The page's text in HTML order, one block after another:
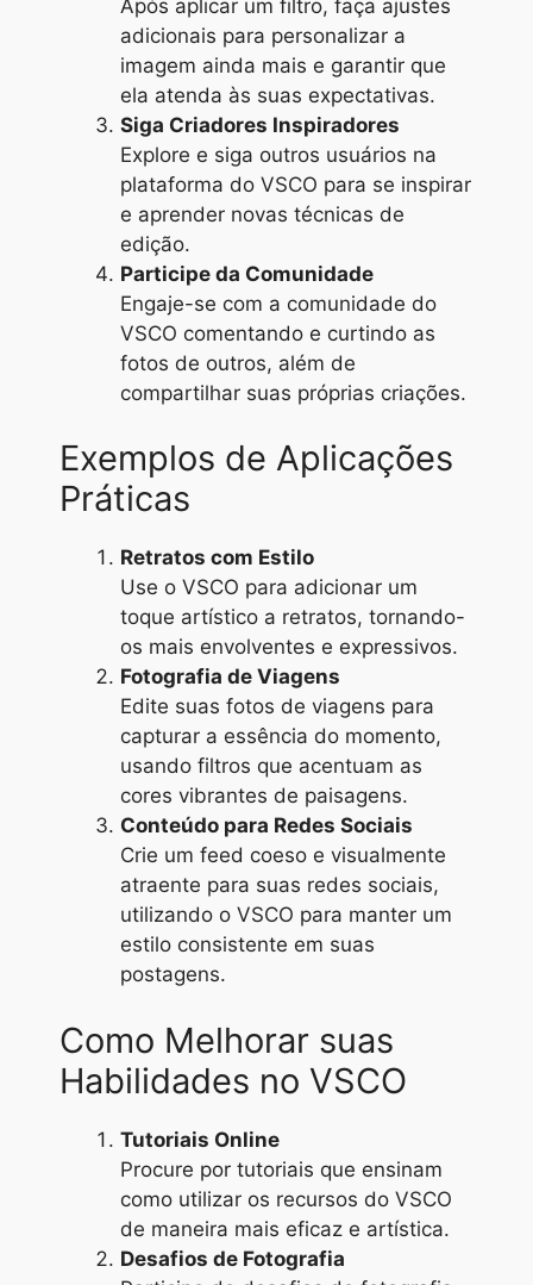
Após aplicar um filtro, faça ajustes
adicionais para personalizar a
imagem ainda mais e garantir que
ela atenda às suas expectativas.
Siga Criadores Inspiradores
Explore e siga outros usuários na
plataforma do VSCO para se inspirar
e aprender novas técnicas de
edição.
Participe da Comunidade
Engaje-se com a comunidade do
VSCO comentando e curtindo as
fotos de outros, além de
compartilhar suas próprias criações.
Exemplos de Aplicações
Práticas
Retratos com Estilo
Use o VSCO para adicionar um
toque artístico a retratos, tornando-
os mais envolventes e expressivos.
Fotografia de Viagens
Edite suas fotos de viagens para
capturar a essência do momento,
usando filtros que acentuam as
cores vibrantes de paisagens.
Conteúdo para Redes Sociais
Crie um feed coeso e visualmente
atraente para suas redes sociais,
utilizando o VSCO para manter um
estilo consistente em suas
postagens.
Como Melhorar suas
Habilidades no VSCO
Tutoriais Online
Procure por tutoriais que ensinam
como utilizar os recursos do VSCO
de maneira mais eficaz e artística.
Desafios de Fotografia